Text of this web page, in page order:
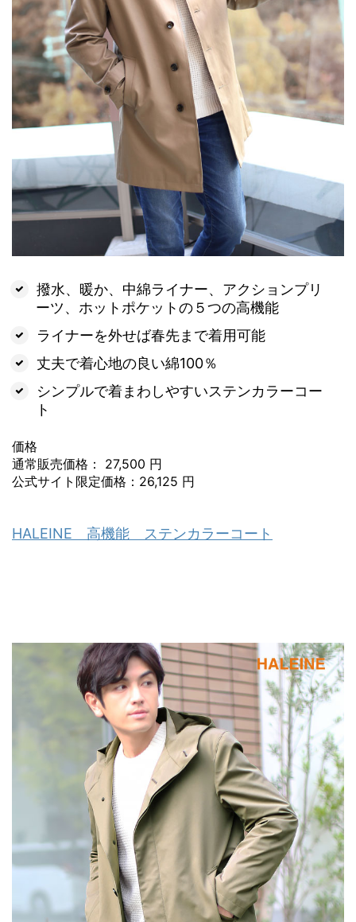
撥水、暖か、中綿ライナー、アクションプリ
ーツ、ホットポケットの５つの高機能
ライナーを外せば春先まで着用可能
丈夫で着心地の良い綿100％
シンプルで着まわしやすいステンカラーコー
ト
価格
通常販売価格： 27,500 円
公式サイト限定価格：26,125 円
HALEINE 高機能 ステンカラーコート